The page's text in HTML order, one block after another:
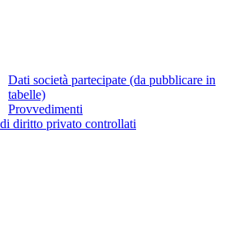
Dati società partecipate (da pubblicare in
tabelle)
Provvedimenti
diritto privato controllati